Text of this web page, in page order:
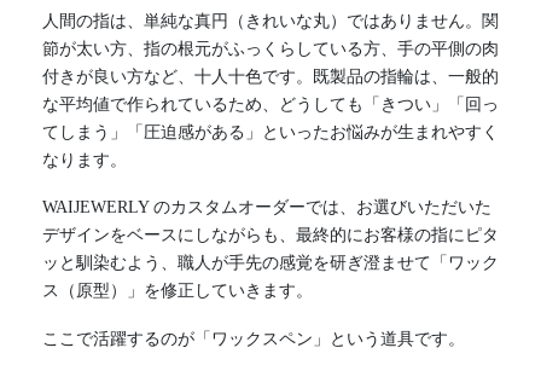
人間の指は、単純な真円（きれいな丸）ではありません。関
節が太い方、指の根元がふっくらしている方、手の平側の肉
付きが良い方など、十人十色です。既製品の指輪は、一般的
な平均値で作られているため、どうしても「きつい」「回っ
てしまう」「圧迫感がある」といったお悩みが生まれやすく
なります。
WAIJEWERLY のカスタムオーダーでは、お選びいただいた
デザインをベースにしながらも、最終的にお客様の指にピタ
ッと馴染むよう、職人が手先の感覚を研ぎ澄ませて「ワック
ス（原型）」を修正していきます。
ここで活躍するのが「ワックスペン」という道具です。